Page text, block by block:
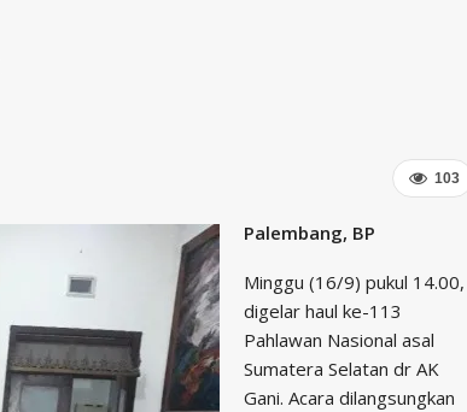
103
Palembang, BP
Minggu (16/9) pukul 14.00,
digelar haul ke-113
Pahlawan Nasional asal
Sumatera Selatan dr AK
Gani. Acara dilangsungkan